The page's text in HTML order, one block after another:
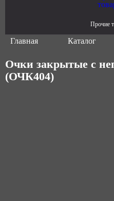
Прочие
Главная Каталог
Очки закрытые с
(ОЧК404)